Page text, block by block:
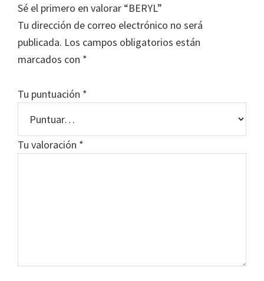
Sé el primero en valorar “BERYL”
Tu dirección de correo electrónico no será
publicada. Los campos obligatorios están
marcados con *
Tu puntuación *
Tu valoración *